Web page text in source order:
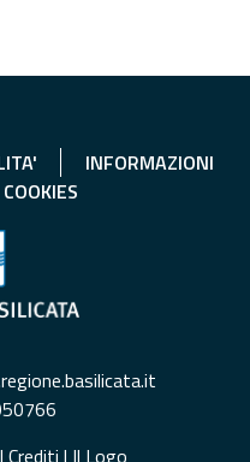
INFORMAZIONI
COOKIES
Crediti | Il Logo